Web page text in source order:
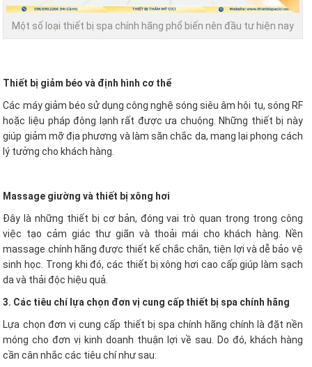
Một số loại thiết bị spa chính hãng phổ biến nên đầu tư hiện nay
Thiết bị giảm béo và định hình cơ thể
Các máy giảm béo sử dụng công nghệ sóng siêu âm hội tụ, sóng RF
hoặc liệu pháp đông lạnh rất được ưa chuộng. Những thiết bị này
giúp giảm mỡ địa phương và làm săn chắc da, mang lại phong cách
lý tưởng cho khách hàng.
Massage giường và thiết bị xông hơi
Đây là những thiết bị cơ bản, đóng vai trò quan trọng trong công
việc tạo cảm giác thư giãn và thoải mái cho khách hàng. Nền
massage chính hãng được thiết kế chắc chắn, tiện lợi và dễ bảo vệ
sinh học. Trong khi đó, các thiết bị xông hơi cao cấp giúp làm sạch
da và thải độc hiệu quả.
3. Các tiêu chí lựa chọn đơn vị cung cấp thiết bị spa chính hãng
Lựa chọn đơn vị cung cấp thiết bị spa chính hãng chính là đặt nền
móng cho đơn vị kinh doanh thuận lợi về sau. Do đó, khách hàng
cần cân nhắc các tiêu chí như sau: